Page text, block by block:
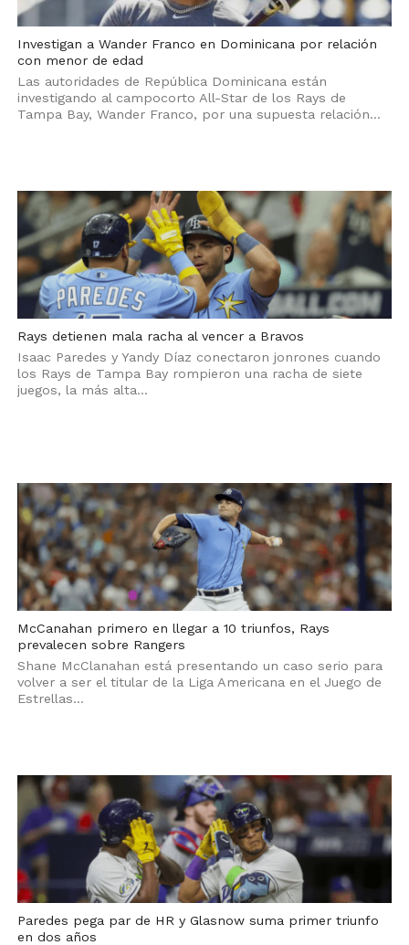
Investigan a Wander Franco en Dominicana por relación
con menor de edad
Las autoridades de República Dominicana están
investigando al campocorto All-Star de los Rays de
Tampa Bay, Wander Franco, por una supuesta relación...
Rays detienen mala racha al vencer a Bravos
Isaac Paredes y Yandy Díaz conectaron jonrones cuando
los Rays de Tampa Bay rompieron una racha de siete
juegos, la más alta...
McCanahan primero en llegar a 10 triunfos, Rays
prevalecen sobre Rangers
Shane McClanahan está presentando un caso serio para
volver a ser el titular de la Liga Americana en el Juego de
Estrellas...
Paredes pega par de HR y Glasnow suma primer triunfo
en dos años